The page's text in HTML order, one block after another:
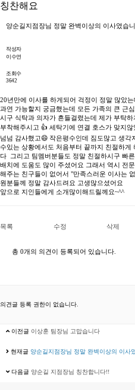
칭찬해요
양순길지점장님 정말 완벽이상의 이사였습
작성자
이수연
조회수
3642
20년만에 이사를 하게되어 걱정이 정말 많았
과연 가능할지 궁금했는데 모든 가족의 큰 근
시구 식탁과 의자가 흔들걸렸는데 제가 부탁
부착해주시고 👍 세탁기에 연결 호스가 맞지
넘넘 감사했고😄 작은평수인데 짐도많고 생
수있는 상황에서도 처음부터 끝까지 친절하
다 그리고 팀멤버분들도 정말 친절하시구 빠
배치에 도움도 많이 주셨어요 그래서 역시 전
해주는 친구들이 없어서 "만족스러운 이사는
원분들께 정말 감사드려요 고생많으셨어요
앞으로 지인들에게 소개많이해드릴께요~^^
목록 수정 삭제
총 0개의 의견이 등록되어 있습니다.
의견글 등록 권한이 없습니다.
이전글 이상훈 팀장님 고맙습니다
현재글 양순길지점장님 정말 완벽이상의 이사
다음글 양순길 지점장님 칭찬합니다!!